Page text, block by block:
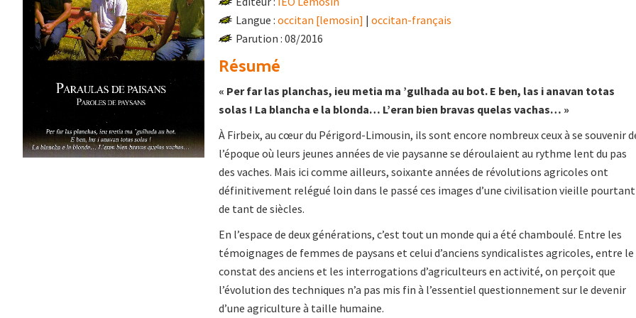
Langue : occitan [lemosin] | occitan-français
Parution : 08/2016
Résumé
« Per far las planchas, ieu metia ma ’gulhada au bot. E ben, las i anavan totas
solas ! La blancha e la blonda… L’eran bien bravas quelas vachas… »
À Firbeix, au cœur du Périgord-Limousin, ils sont encore nombreux ceux à se souvenir
l’époque où leurs jeunes années de vie paysanne se déroulaient au rythme lent du pas
des vaches. Mais ici comme ailleurs, soixante années de révolutions agricoles ont
définitivement relégué loin dans le passé ces images d’une civilisation vieille pourtant
de tant de siècles.
En l’espace de deux générations, c’est tout un monde qui a été chamboulé. Entre les
témoignages de femmes de paysans et celui d’anciens syndicalistes agricoles, entre le
constat des anciens et les interrogations d’agriculteurs en activité, on perçoit que
l’évolution des techniques n’a pas mis fin à l’essentiel questionnement sur le devenir
d’une agriculture à taille humaine.